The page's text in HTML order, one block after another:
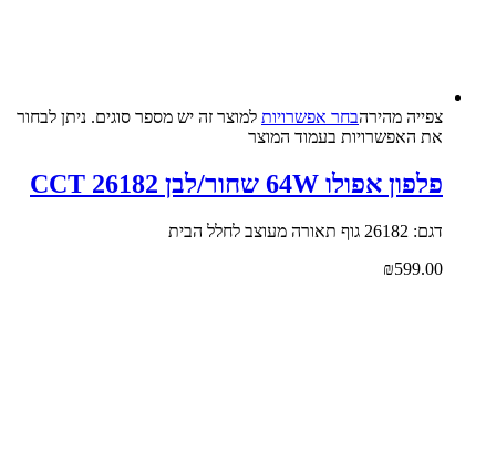
צפייה‬ ‫מהירה‬בחר אפשרויות למוצר זה יש מספר סוגים. ניתן לבחור
את האפשרויות בעמוד המוצר
פלפון אפולו 64W שחור/לבן CCT 26182
דגם: 26182 גוף תאורה מעוצב לחלל הבית
₪599.00